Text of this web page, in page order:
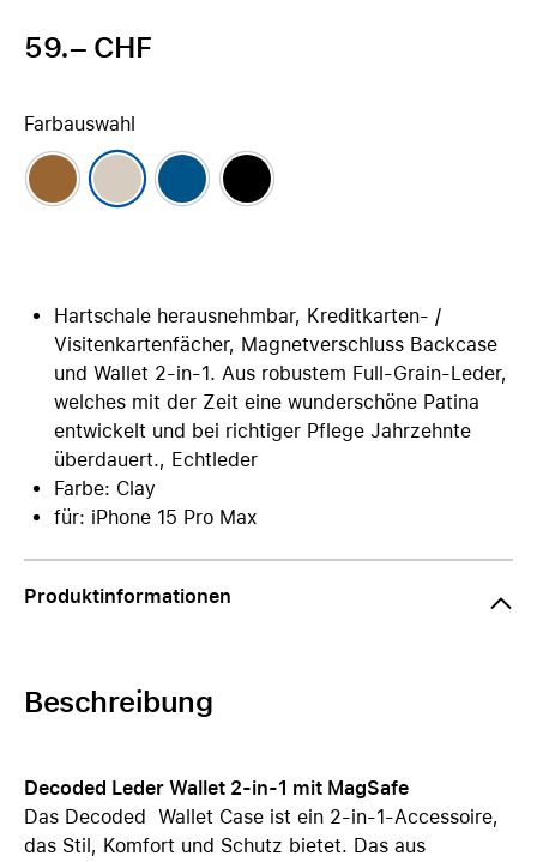
59.– CHF
Farbauswahl
Hartschale herausnehmbar, Kreditkarten- /
Visitenkartenfächer, Magnetverschluss Backcase
und Wallet 2-in-1. Aus robustem Full-Grain-Leder,
welches mit der Zeit eine wunderschöne Patina
entwickelt und bei richtiger Pflege Jahrzehnte
überdauert., Echtleder
Farbe: Clay
für: iPhone 15 Pro Max
Produktinformationen
Beschreibung
Decoded Leder Wallet 2-in-1 mit MagSafe
Das Decoded Wallet Case ist ein 2-in-1-Accessoire,
das Stil, Komfort und Schutz bietet. Das aus